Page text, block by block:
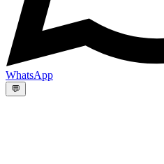
WhatsApp
💬